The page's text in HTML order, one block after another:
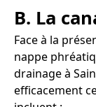
B. La
Face à la
nappe
drainage à
efficacement